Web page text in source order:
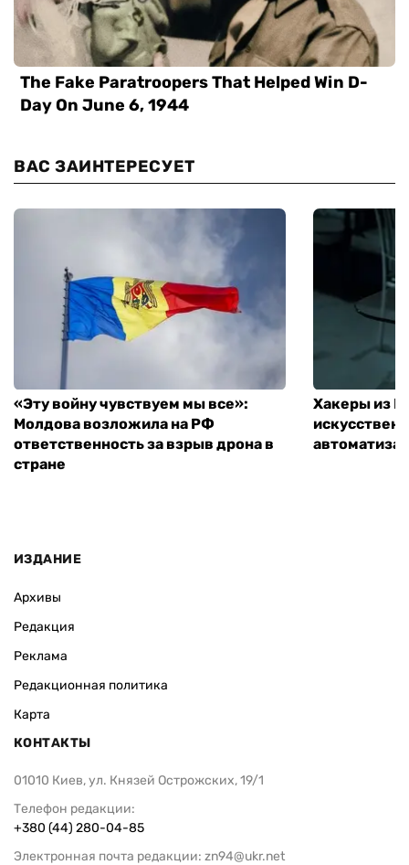
ВАС ЗАИНТЕРЕСУЕТ
«Эту войну чувствуем мы все»:
Молдова возложила на РФ
ответственность за взрыв дрона в
стране
Хакеры из
ИЗДАНИЕ
Архивы
Редакция
Реклама
Редакционная политика
Карта
КОНТАКТЫ
01010 Киев, ул. Князей Острожских, 19/1
Телефон редакции:
+380 (44) 280-04-85
Электронная почта редакции: zn94@ukr.net